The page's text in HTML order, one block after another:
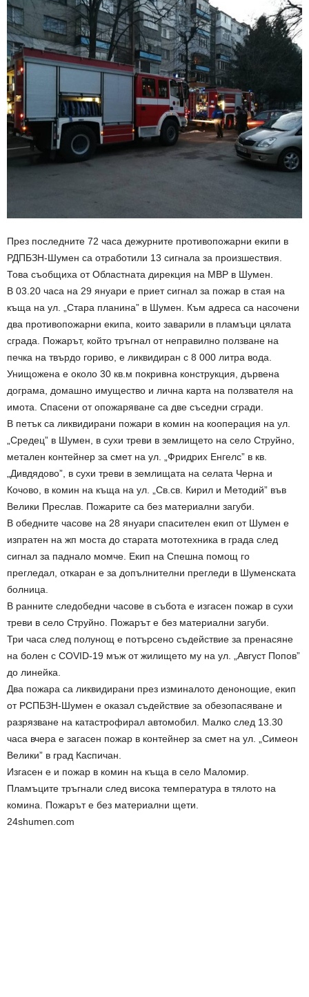
През последните 72 часа дежурните противопожарни екипи в
РДПБЗН-Шумен са отработили 13 сигнала за произшествия.
Това съобщиха от Областната дирекция на МВР в Шумен.
В 03.20 часа на 29 януари е приет сигнал за пожар в стая на
къща на ул. „Стара планина” в Шумен. Към адреса са насочени
два противопожарни екипа, които заварили в пламъци цялата
сграда. Пожарът, който тръгнал от неправилно ползване на
печка на твърдо гориво, е ликвидиран с 8 000 литра вода.
Унищожена е около 30 кв.м покривна конструкция, дървена
дограма, домашно имущество и лична карта на ползвателя на
имота. Спасени от опожаряване са две съседни сгради.
В петък са ликвидирани пожари в комин на кооперация на ул.
„Средец” в Шумен, в сухи треви в землището на село Струйно,
метален контейнер за смет на ул. „Фридрих Енгелс” в кв.
„Дивдядово”, в сухи треви в землищата на селата Черна и
Кочово, в комин на къща на ул. „Св.св. Кирил и Методий” във
Велики Преслав. Пожарите са без материални загуби.
В обедните часове на 28 януари спасителен екип от Шумен е
изпратен на жп моста до старата мототехника в града след
сигнал за паднало момче. Екип на Спешна помощ го
прегледал, откаран е за допълнителни прегледи в Шуменската
болница.
В ранните следобедни часове в събота е изгасен пожар в сухи
треви в село Струйно. Пожарът е без материални загуби.
Три часа след полунощ е потърсено съдействие за пренасяне
на болен с COVID-19 мъж от жилището му на ул. „Август Попов”
до линейка.
Два пожара са ликвидирани през изминалото денонощие, екип
от РСПБЗН-Шумен е оказал съдействие за обезопасяване и
разрязване на катастрофирал автомобил. Малко след 13.30
часа вчера е загасен пожар в контейнер за смет на ул. „Симеон
Велики” в град Каспичан.
Изгасен е и пожар в комин на къща в село Маломир.
Пламъците тръгнали след висока температура в тялото на
комина. Пожарът е без материални щети.
24shumen.com